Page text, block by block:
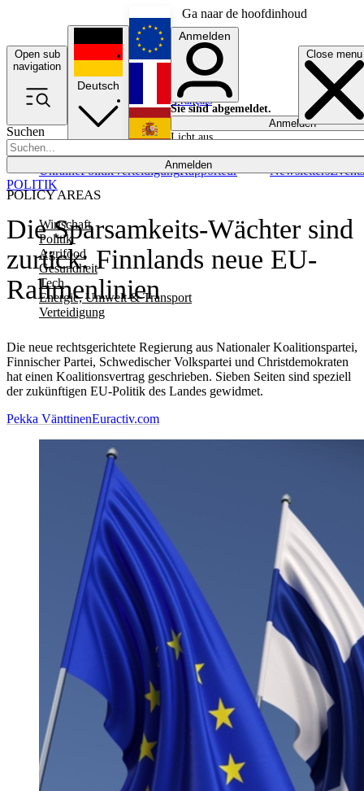
Ga naar de hoofdinhoud
Open sub
navigation
Close menu
Suchen
Anmelden
POLICY AREAS
Wirtschaft
Politik
Agrifood
Gesundheit
Tech
Energie, Umwelt & Transport
Verteidigung
UkrainePolitikVerteidigungRapporteur NewslettersEvents
Deutsch
English
Français
Anmelden
Sie sind abgemeldet.
Anmelden
Licht aus
Die Sparsamkeits-Wächter sind
zurück: Finnlands neue EU-
Rahmenlinien
Die neue rechtsgerichtete Regierung aus Nationaler Koalitionspartei,
Finnischer Partei, Schwedischer Volkspartei und Christdemokraten
hat einen Koalitionsvertrag geschrieben. Sieben Seiten sind speziell
der zukünftigen EU-Politik des Landes gewidmet.
POLITIK
Pekka VänttinenEuractiv.com